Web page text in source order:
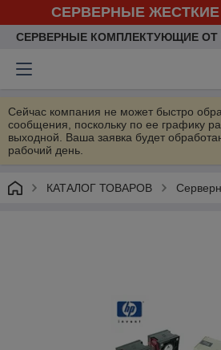
СЕРВЕРНЫЕ ЖЕСТКИЕ
СЕРВЕРНЫЕ КОМПЛЕКТУЮЩИЕ
Сейчас компания не может быстро
сообщения, поскольку по ее графику
выходной. Ваша заявка будет
рабочий день.
КАТАЛОГ ТОВАРОВ